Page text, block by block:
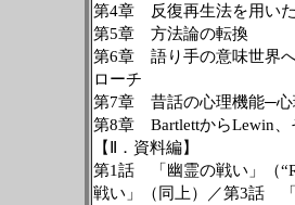
第4章 反復再生法を用い
第5章 方法論の転換
第6章 語り手の意味世界
ローチ
第7章 昔話の心理機能─心
第8章 BartlettからLewin
【Ⅱ．資料編】
第1話 「幽霊の戦い」（“
戦い」（同上）／第3話 「